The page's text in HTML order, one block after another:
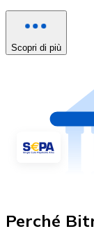
Scopri di più
Perché